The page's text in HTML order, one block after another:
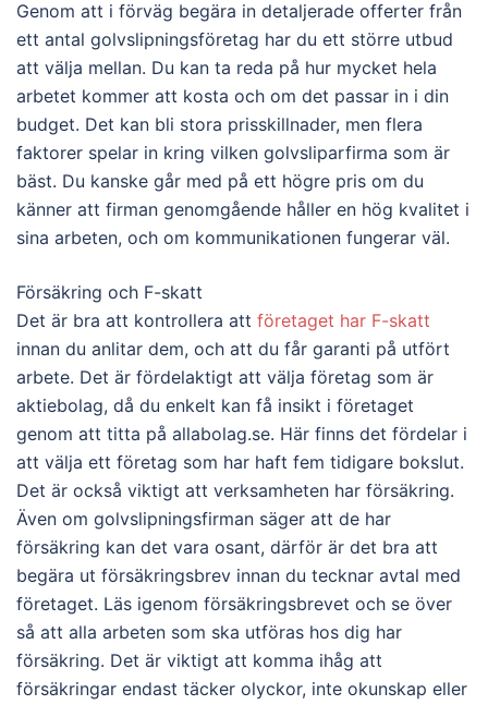
Genom att i förväg begära in detaljerade offerter från
ett antal golvslipningsföretag har du ett större utbud
att välja mellan. Du kan ta reda på hur mycket hela
arbetet kommer att kosta och om det passar in i din
budget. Det kan bli stora prisskillnader, men flera
faktorer spelar in kring vilken golvsliparfirma som är
bäst. Du kanske går med på ett högre pris om du
känner att firman genomgående håller en hög kvalitet i
sina arbeten, och om kommunikationen fungerar väl.
Försäkring och F-skatt
Det är bra att kontrollera att företaget har F-skatt
innan du anlitar dem, och att du får garanti på utfört
arbete. Det är fördelaktigt att välja företag som är
aktiebolag, då du enkelt kan få insikt i företaget
genom att titta på allabolag.se. Här finns det fördelar i
att välja ett företag som har haft fem tidigare bokslut.
Det är också viktigt att verksamheten har försäkring.
Även om golvslipningsfirman säger att de har
försäkring kan det vara osant, därför är det bra att
begära ut försäkringsbrev innan du tecknar avtal med
företaget. Läs igenom försäkringsbrevet och se över
så att alla arbeten som ska utföras hos dig har
försäkring. Det är viktigt att komma ihåg att
försäkringar endast täcker olyckor, inte okunskap eller